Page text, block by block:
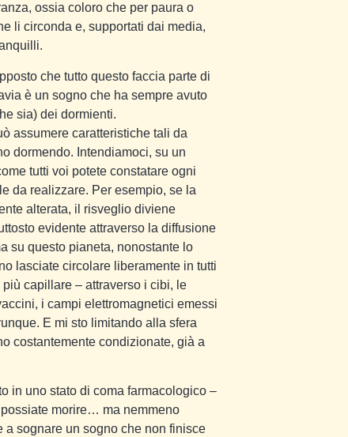
ossia coloro che per paura o
li circonda e, supportati dai media,
che tutto questo faccia parte di
è un sogno che ha sempre avuto
sia) dei dormienti.
assumere caratteristiche tali da
dormendo. Intendiamoci, su un
tutti voi potete constatare ogni
da realizzare. Per esempio, se la
alterata, il risveglio diviene
evidente attraverso la diffusione
su questo pianeta, nonostante lo
lasciate circolare liberamente in tutti
capillare – attraverso i cibi, le
i campi elettromagnetici emessi
E mi sto limitando alla sfera
costantemente condizionate, già a
in uno stato di coma farmacologico –
morire… ma nemmeno
sognare un sogno che non finisce